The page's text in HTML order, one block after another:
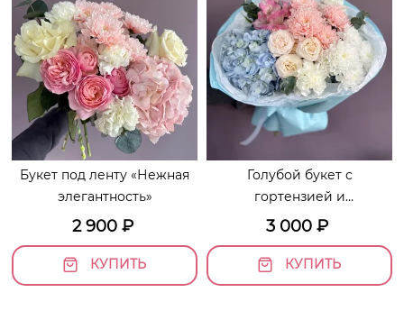
Букет под ленту «Нежная
элегантность»
2 900₽
КУПИТЬ
Голубой букет с
гортензией и
хризантемами
3 000 ₽
КУПИТЬ